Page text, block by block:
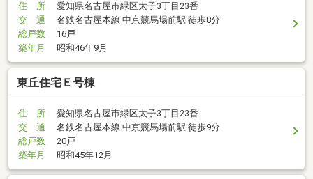
住 所
愛知県名古屋市緑区太子3丁目23番
交 通
名鉄名古屋本線 中京競馬場前駅 徒歩8分
総戸数
16戸
築年月
昭和46年9月
東丘住宅Ｅ号棟
住 所
愛知県名古屋市緑区太子3丁目23番
交 通
名鉄名古屋本線 中京競馬場前駅 徒歩9分
総戸数
20戸
築年月
昭和45年12月